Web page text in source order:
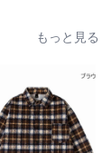
もっと見る